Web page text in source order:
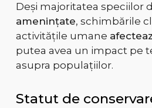
Deși majoritatea speciilor
amenințate, schimbările
activitățile umane
putea avea un impact pe
asupra populațiilor.
Statut de